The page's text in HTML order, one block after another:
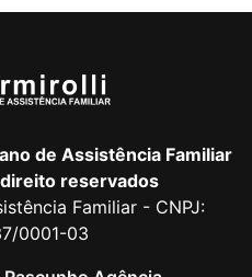
de Assistência Familiar
reservados
Familiar - CNPJ:
0001-03